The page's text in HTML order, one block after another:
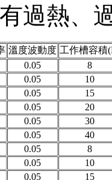
過熱、
溫度波動度 工作槽容積
0.05
8
0.05
10
0.05
15
0.05
20
0.05
30
0.05
40
0.05
8
0.05
10
0.05
15